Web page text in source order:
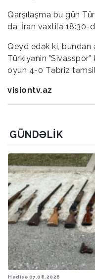
Qarşılaşma bu gün
da, İran vaxtilə 18:30-
Qeyd edək ki, bundan
Türkiyənin "Sivasspor"
oyun 4-0 Təbriz
visiontv.az
GÜNDƏLIK
Hadisə 07.08.2026